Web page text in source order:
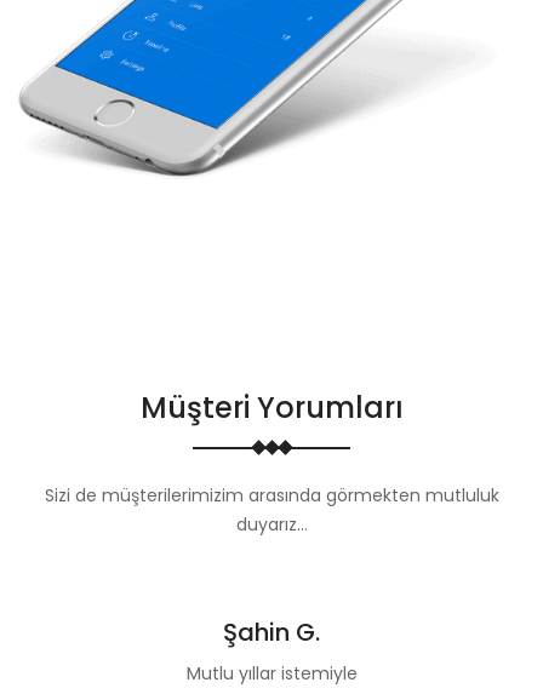
Müşteri Yorumları
Sizi de müşterilerimizim arasında görmekten mutluluk
duyarız...
Şahin G.
Mutlu yıllar istemiyle